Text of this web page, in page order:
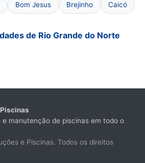
Bom Jesus Brejinho Caicó
de Rio Grande do Norte
manutenção de piscinas em todo o
e Piscinas. Todos os direitos